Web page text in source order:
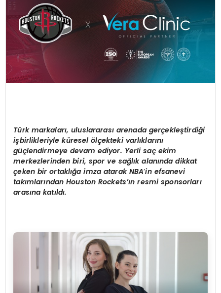
Türk markaları, uluslararası arenada gerçekleştirdiği
işbirlikleriyle küreselölçekteki varlıklarını
güçlendirmeye devam ediyor. Yerli saç ekim
merkezlerinden biri, spor ve sağlık alanında dikkat
çeken bir ortaklığa imza atarak NBA’in efsanevi
takımlarından Houston Rockets’ın resmi sponsorları
arasına katıldı.